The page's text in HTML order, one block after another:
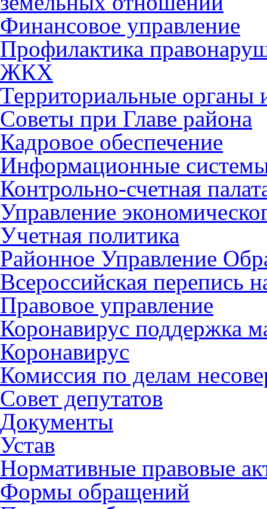
Финансовое управление
Профилактика
ЖКХ
Территориальные органы
Советы при Главе района
Кадровое обеспечение
Информационные
Контрольно-счетная
Управление
Учетная политика
Районное Управление
Всероссийская перепись
Правовое управление
Коронавирус поддержка
Коронавирус
Комиссия по делам
Совет депутатов
Документы
Устав
Нормативные правовые
Формы обращений